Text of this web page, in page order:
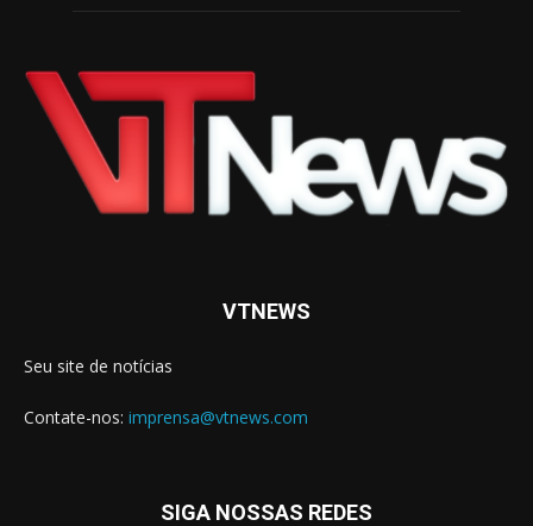
VTNEWS
Seu site de notícias
Contate-nos: imprensa@vtnews.com
SIGA NOSSAS REDES